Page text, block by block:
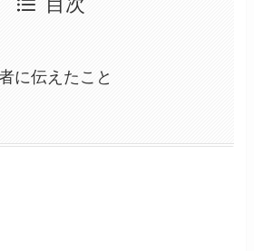
目次
に伝えたこと